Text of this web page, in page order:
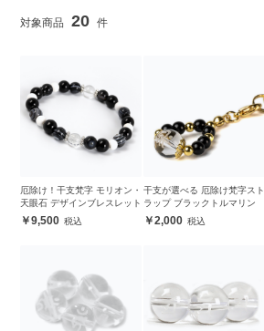
20
厄除け！干支梵字 モリオン・
天眼石 デザインブレスレット
9,500
干支が選べる 厄除け梵字スト
ラップ ブラックトルマリン
2,000